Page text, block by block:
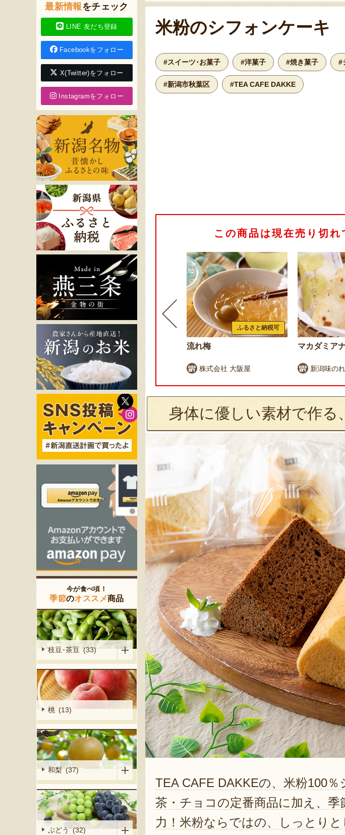
米粉のシフォンケーキ
#スイーツ･お菓子 #洋菓子 #焼き菓子 #
#新潟市秋葉区 #TEA CAFE DAKKE
この商品は現在売り切れ
プラリネ
株式会社 念吉
ふるさと納税可
流れ梅
株式会社 大阪屋
マカダミア
新潟味の
身体に優しい素材で作る
TEA CAFE DAKKEの、米粉100
茶・チョコの定番商品に加え、
力！米粉ならではの、しっとり
最新情報をチェック
LINE 友だち登録
Facebookをフォロー
X(Twitter)をフォロー
Instagramをフォロー
今が食べ頃！
季節のオススメ商品
枝豆･茶豆 (33)
桃 (13)
和梨 (37)
ぶどう (32)